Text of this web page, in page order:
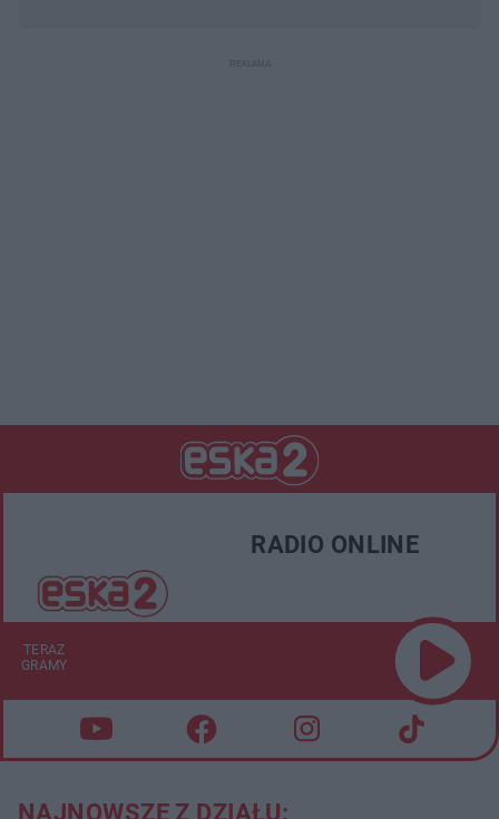
RADIO ONLINE
TERAZ
GRAMY
NAJNOWSZE Z DZIAŁU: